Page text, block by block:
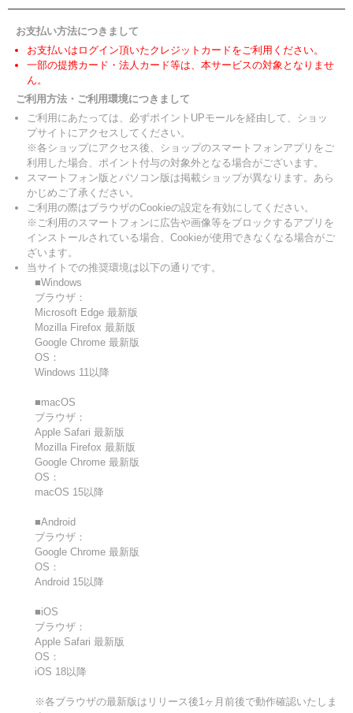
お支払い方法につきまして
お支払いはログイン頂いたクレジットカードをご利用ください。
一部の提携カード・法人カード等は、本サービスの対象となりませ
ん。
ご利用方法・ご利用環境につきまして
ご利用にあたっては、必ずポイントUPモールを経由して、ショッ
プサイトにアクセスしてください。
※各ショップにアクセス後、ショップのスマートフォンアプリをご
利用した場合、ポイント付与の対象外となる場合がございます。
スマートフォン版とパソコン版は掲載ショップが異なります。あら
かじめご了承ください。
ご利用の際はブラウザのCookieの設定を有効にしてください。
※ご利用のスマートフォンに広告や画像等をブロックするアプリを
インストールされている場合、Cookieが使用できなくなる場合がご
ざいます。
当サイトでの推奨環境は以下の通りです。
■Windows
ブラウザ：
Microsoft Edge 最新版
Mozilla Firefox 最新版
Google Chrome 最新版
OS：
Windows 11以降
■macOS
ブラウザ：
Apple Safari 最新版
Mozilla Firefox 最新版
Google Chrome 最新版
OS：
macOS 15以降
■Android
ブラウザ：
Google Chrome 最新版
OS：
Android 15以降
■iOS
ブラウザ：
Apple Safari 最新版
OS：
iOS 18以降
※各ブラウザの最新版はリリース後1ヶ月前後で動作確認いたしま